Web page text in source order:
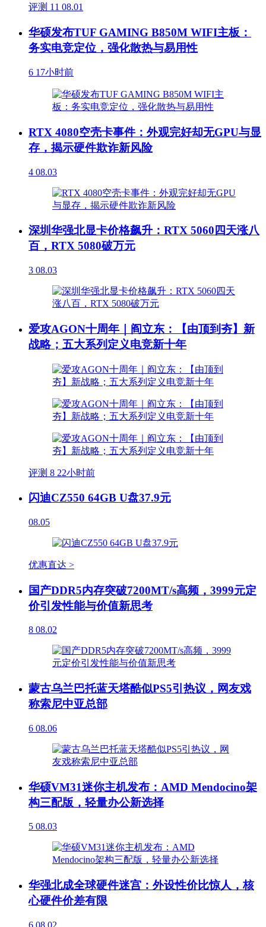
评测 11 08.01
华硕发布TUF GAMING B850M WIFI主板：
务实电竞定位，强化散热与易用性
6 17小时前
RTX 4080空壳卡事件：外观完好却无GPU与显
存，揭示硬件欺诈新风险
4 08.03
深圳华强北显卡价格飙升：RTX 5060四天涨八
百，RTX 5080破万元
3 08.03
爱攻AGON十周年｜阎立东：【由顶到夯】新
战略；五大系列定义电竞新十年
评测 8 22小时前
闪迪CZ550 64GB U盘37.9元
08.05
优惠直达 >
国产DDR5内存突破7200MT/s高频，3999元定
价引发性能与价值新思考
8 08.02
蒙古乌兰巴托蓝天塔酷似PS5引热议，网友戏
称索尼中亚总部
6 08.06
华硕VM31迷你主机发布：AMD Mendocino架
构三配版，轻量办公新选择
5 08.03
华强北成全球硬件迷宫：外设性价比惊人，核
心硬件价差有限
6 08.02